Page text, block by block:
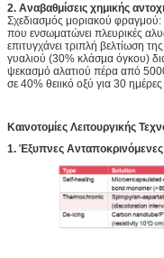
2. Αναβαθμίσεις χημικής
Σχεδιασμός μοριακού φραγμού:
που ενσωματώνει πλευρικές
επιτυγχάνει τριπλή βελτίωση
γυαλιού (30% κλάσμα όγκου)
ψεκασμό αλατιού πέρα ​​από
σε 40% θειικό οξύ για 30
Καινοτομίες Λειτουργικής
1. Έξυπνες